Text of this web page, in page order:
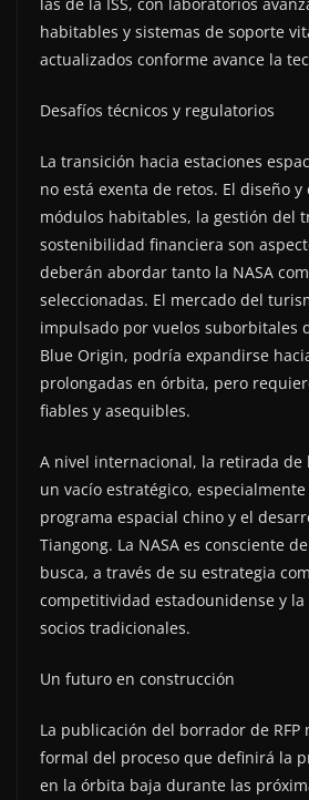
habitables y sistemas de soporte
actualizados conforme avance la
Desafíos técnicos y regulatorios
La transición hacia estaciones
no está exenta de retos. El diseño
módulos habitables, la gestión del
sostenibilidad financiera son
deberán abordar tanto la NASA
seleccionadas. El mercado del
impulsado por vuelos suborbitales
Blue Origin, podría expandirse
prolongadas en órbita, pero
fiables y asequibles.
A nivel internacional, la retirada de
un vacío estratégico,
programa espacial chino y el
Tiangong. La NASA es consciente
busca, a través de su estrategia
competitividad estadounidense y la
socios tradicionales.
Un futuro en construcción
La publicación del borrador de
formal del proceso que definirá la
en la órbita baja durante las